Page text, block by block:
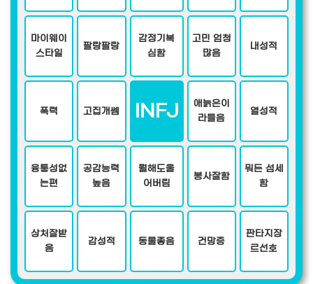
마이웨이
스타일
팔랑팔랑
감정기복
심함
고민 엄청
많음
내성적
폭력 고집개쎔 INFJ
애늙은이
라들음
열성적
융통성없
는편
공감능력
높음
뭘해도울
어버림
봉사잘함
뭐든 섬세
함
상처잘받
음
감성적 동물좋음 건망증
판타지장
르선호